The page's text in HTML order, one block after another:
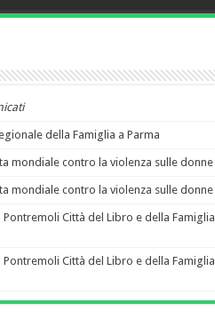
della Famiglia a Parma
mondiale contro la violenza sulle donne
mondiale contro la violenza sulle donne
Pontremoli Città del Libro e della Famiglia
Pontremoli Città del Libro e della Famiglia